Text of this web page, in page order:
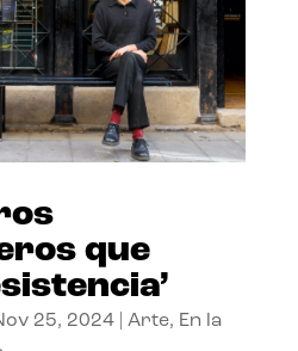
que
25, 2024| Arte, En la